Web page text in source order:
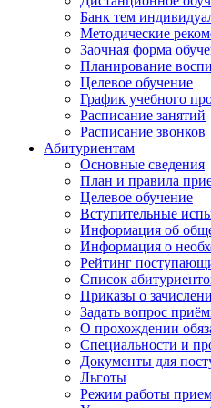
Банк тем
Методические
Заочная форма
Планирование
Целевое обучение
График учебного
Расписание занятий
Расписание звонков
Абитуриентам
Основные сведения
План и правила
Целевое обучение
Вступительные
Информация об
Информация о
Рейтинг
Список
Приказы о
Задать вопрос
О прохождении
Специальности и
Документы для
Льготы
Режим работы